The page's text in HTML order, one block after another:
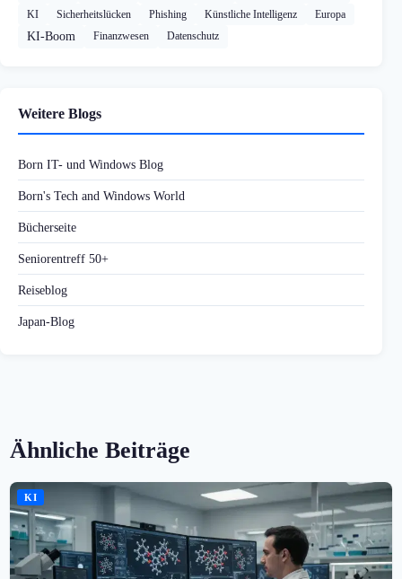
KI Sicherheitslücken Phishing Künstliche Intelligenz Europa
KI-Boom Finanzwesen Datenschutz
Weitere Blogs
Born IT- und Windows Blog
Born's Tech and Windows World
Bücherseite
Seniorentreff 50+
Reiseblog
Japan-Blog
Ähnliche Beiträge
KI